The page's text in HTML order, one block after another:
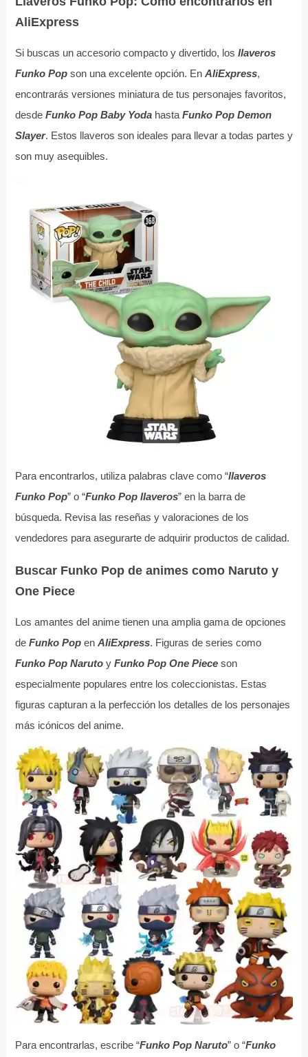
AliExpress
Si buscas un accesorio compacto y divertido, los llaveros
Funko Popson una excelente opción. En AliExpress,
encontrarás versiones miniatura de tus personajes favoritos,
desde Funko Pop Baby Yodahasta Funko Pop Demon
Slayer. Estos llaveros son ideales para llevar a todas partes y
son muy asequibles.
Para encontrarlos, utiliza palabras clave como “llaveros
Funko Pop” o “Funko Pop llaveros” en la barra de
búsqueda. Revisa las reseñas y valoraciones de los
vendedores para asegurarte de adquirir productos de calidad.
Buscar Funko Pop de animes como Naruto y
One Piece
Los amantes del anime tienen una amplia gama de opciones
de Funko Popen AliExpress. Figuras de series como
Funko Pop Narutoy Funko Pop One Pieceson
especialmente populares entre los coleccionistas. Estas
figuras capturan a la perfección los detalles de los personajes
más icónicos del anime.
Para encontrarlas, escribe “Funko Pop Naruto” o “Funko